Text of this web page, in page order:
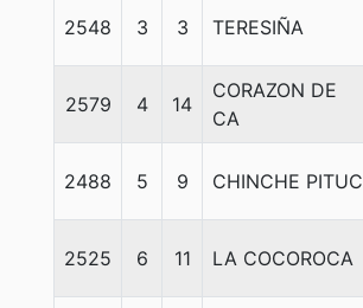
2548 3 3 TERESIÑA
2579 4 14
CORAZON DE
CA
2488 5 9 CHINCHE PITUC
2525 6 11 LA COCOROCA